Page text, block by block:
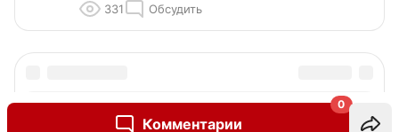
Комментарии
0
331 Обсудить